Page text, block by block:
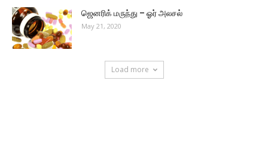
ஜெனரிக் மருந்து – ஓர் அலசல்
May 21, 2020
Load more